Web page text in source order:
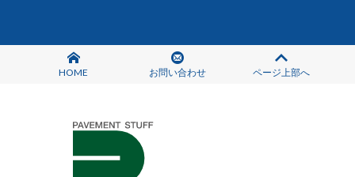
HOME お問い合わせ ページ上部へ